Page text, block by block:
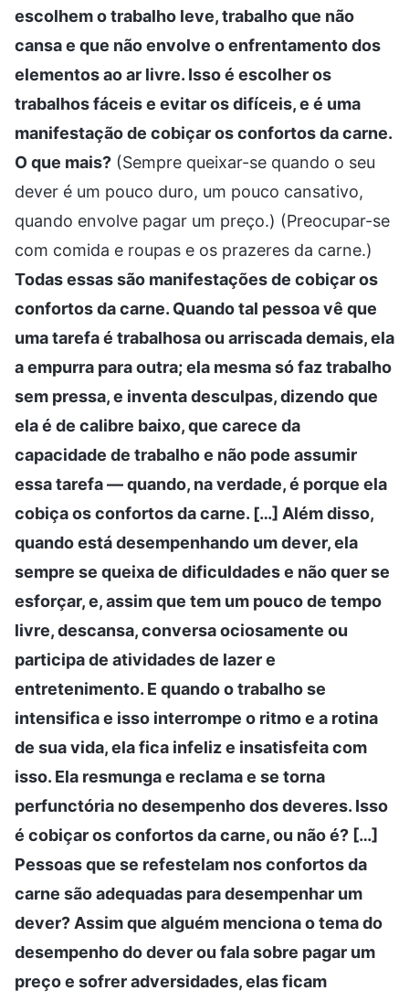
escolhem o trabalho leve, trabalho que não
cansa e que não envolve o enfrentamento dos
elementos ao ar livre. Isso é escolher os
trabalhos fáceis e evitar os difíceis, e é uma
manifestação de cobiçar os confortos da carne.
O que mais? (Sempre queixar-se quando o seu
dever é um pouco duro, um pouco cansativo,
quando envolve pagar um preço.) (Preocupar-se
com comida e roupas e os prazeres da carne.)
Todas essas são manifestações de cobiçar os
confortos da carne. Quando tal pessoa vê que
uma tarefa é trabalhosa ou arriscada demais, ela
a empurra para outra; ela mesma só faz trabalho
sem pressa, e inventa desculpas, dizendo que
ela é de calibre baixo, que carece da
capacidade de trabalho e não pode assumir
essa tarefa — quando, na verdade, é porque ela
cobiça os confortos da carne. […] Além disso,
quando está desempenhando um dever, ela
sempre se queixa de dificuldades e não quer se
esforçar, e, assim que tem um pouco de tempo
livre, descansa, conversa ociosamente ou
participa de atividades de lazer e
entretenimento. E quando o trabalho se
intensifica e isso interrompe o ritmo e a rotina
de sua vida, ela fica infeliz e insatisfeita com
isso. Ela resmunga e reclama e se torna
perfunctória no desempenho dos deveres. Isso
é cobiçar os confortos da carne, ou não é? […]
Pessoas que se refestelam nos confortos da
carne são adequadas para desempenhar um
dever? Assim que alguém menciona o tema do
desempenho do dever ou fala sobre pagar um
preço e sofrer adversidades, elas ficam